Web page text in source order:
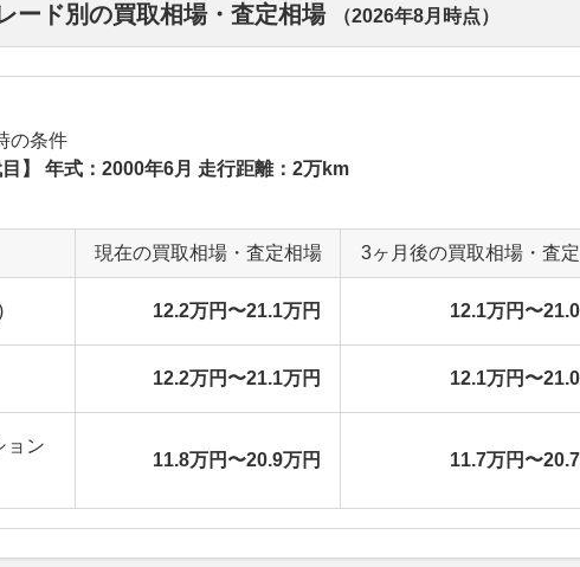
ード別の買取相場・査定相場 （2026年8月 時点）
の条件
目】 年式：2000年6月 走行距離：2万km
現在の買取相場・査定相場 3ヶ月後の買取相場・査
12.2万円〜21.1万円 12.1万円〜
12.2万円〜21.1万円 12.1万円〜
ョン
11.8万円〜20.9万円 11.7万円〜